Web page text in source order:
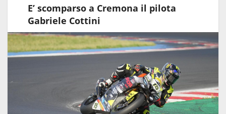
E’ scomparso a Cremona il pilota
Gabriele Cottini